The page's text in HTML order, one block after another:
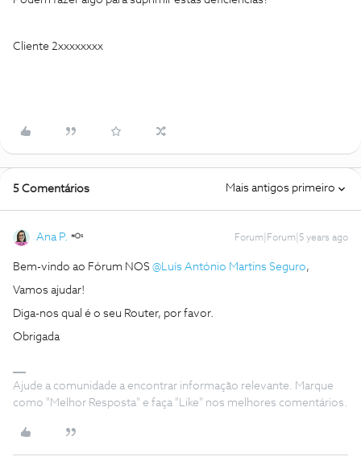
Cliente 2xxxxxxxx
5 Comentários Mais antigos primeiro
Ana P. Forum|Forum|5 years ago
Bem-vindo ao Fórum NOS @Luís António Martins Seguro,
Vamos ajudar!
Diga-nos qual é o seu Router, por favor.
Obrigada
Ajude a comunidade a encontrar informação relevante. Marque
como "Melhor Resposta" e faça "Like" nos melhores comentários.